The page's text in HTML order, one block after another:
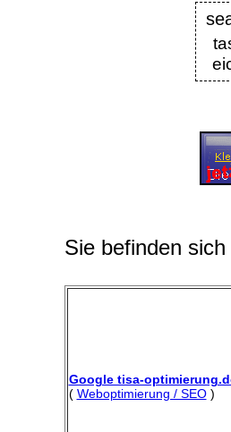
Sie befinden
Google tisa-
( Weboptimierung / SEO)